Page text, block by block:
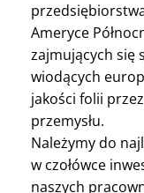
Ameryce
zajmujących się
wiodących
jakości folii
przemysłu.
Należymy do
w czołówce
naszych